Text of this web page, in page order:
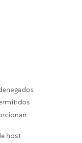
host